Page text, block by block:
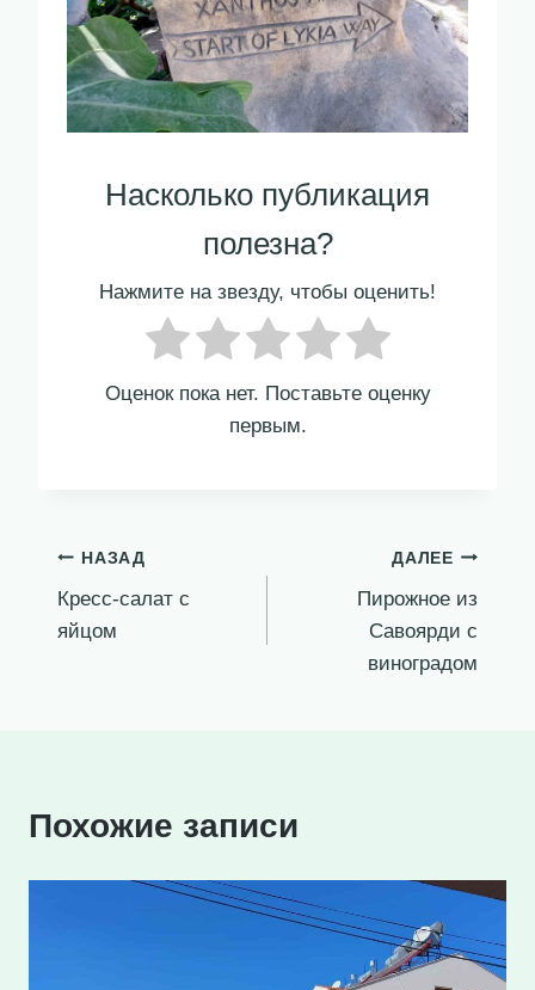
Насколько публикация
полезна?
Нажмите на звезду, чтобы оценить!
Оценок пока нет. Поставьте оценку
первым.
Навигация
по
НАЗАД
Кресс-салат с
яйцом
ДАЛЕЕ
Пирожное из
Савоярди с
виноградом
Похожие записи